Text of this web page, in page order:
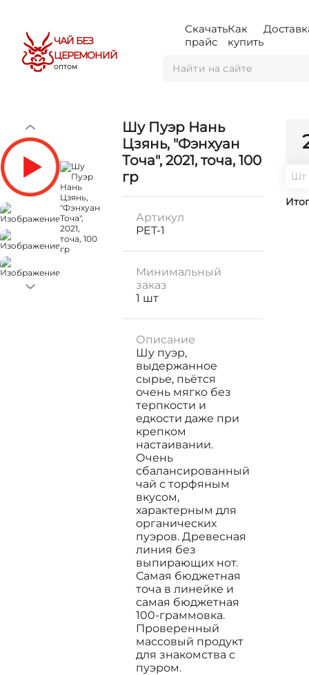
ЧАЙ БЕЗ
ЦЕРЕМОНИЙ
ОПТОМ
Скачать
прайс
Как
купить
Шу Пуэр Нань
Цзянь, "Фэнхуан
Точa", 2021, точа, 100
гр
Артикул
PET-1
Минимальный
заказ
1 шт
Описание
Шу пуэр,
выдержанное
сырье, пьётся
очень мягко без
терпкости и
едкости даже при
крепком
настаивании.
Очень
сбалансированный
чай с торфяным
вкусом,
характерным для
органических
пуэров. Древесная
линия без
выпирающих нот.
Самая бюджетная
точа в линейке и
самая бюджетная
100-граммовка.
Проверенный
массовый продукт
для знакомства с
пуэром.
Шт